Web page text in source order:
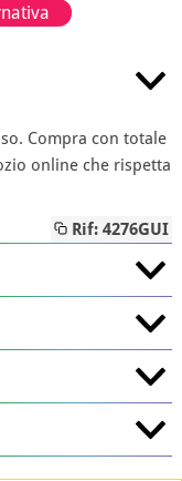
Compra con totale
online che rispetta
Rif: 4276GUI